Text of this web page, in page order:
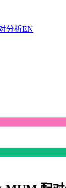
分析EN